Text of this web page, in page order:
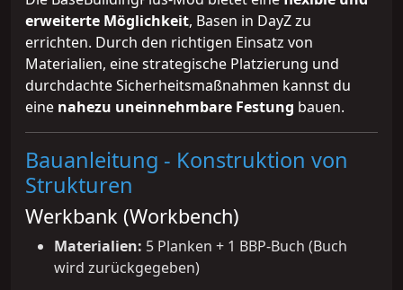
erweiterte Möglichkeit, Basen in DayZ zu
errichten. Durch den richtigen Einsatz von
Materialien, eine strategische Platzierung und
durchdachte Sicherheitsmaßnahmen kannst du
eine nahezu uneinnehmbare Festung bauen.
Bauanleitung - Konstruktion von
Strukturen
Werkbank (Workbench)
Materialien: 5 Planken + 1 BBP-Buch (Buch
wird zurückgegeben)